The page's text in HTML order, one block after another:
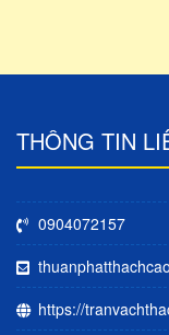
THÔNG TIN
0904072157
https://